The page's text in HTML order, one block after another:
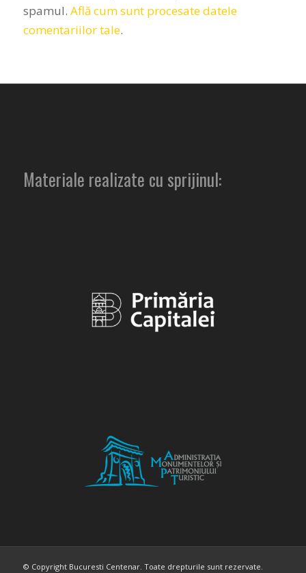
spamul. Află cum sunt procesate datele
comentariilor tale.
Materiale realizate cu sprijinul:
© Copyright Bucuresti Centenar. Toate drepturile sunt rezervate.